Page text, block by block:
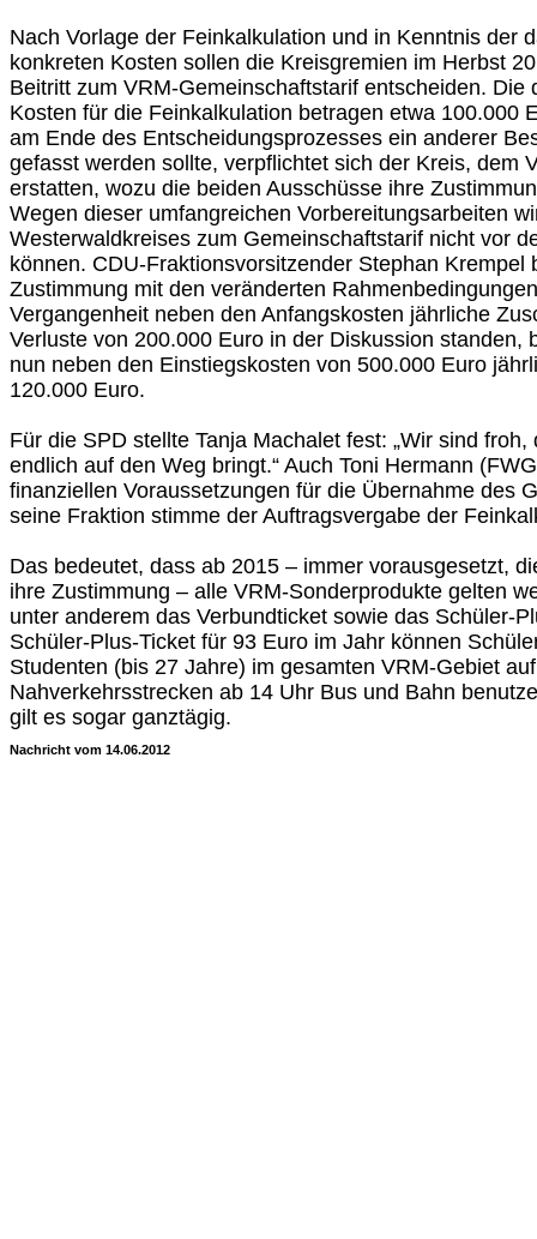
Nach Vorlage der Feinkalkulation und in Kenntnis der
konkreten Kosten sollen die Kreisgremien im Herbst
Beitritt zum VRM-Gemeinschaftstarif entscheiden. Die
Kosten für die Feinkalkulation betragen etwa 100.000
am Ende des Entscheidungsprozesses ein anderer
gefasst werden sollte, verpflichtet sich der Kreis, dem
erstatten, wozu die beiden Ausschüsse ihre
Wegen dieser umfangreichen Vorbereitungsarbeiten
Westerwaldkreises zum Gemeinschaftstarif nicht vor
können. CDU-Fraktionsvorsitzender Stephan Krempel
Zustimmung mit den veränderten
Vergangenheit neben den Anfangskosten jährliche
Verluste von 200.000 Euro in der Diskussion standen,
nun neben den Einstiegskosten von 500.000 Euro
120.000 Euro.
Für die SPD stellte Tanja Machalet fest: „Wir sind
endlich auf den Weg bringt.“ Auch Toni Hermann
finanziellen Voraussetzungen für die Übernahme des
seine Fraktion stimme der Auftragsvergabe der
Das bedeutet, dass ab 2015 – immer vorausgesetzt,
ihre Zustimmung – alle VRM-Sonderprodukte gelten
unter anderem das Verbundticket sowie das Schüler-
Schüler-Plus-Ticket für 93 Euro im Jahr können
Studenten (bis 27 Jahre) im gesamten VRM-Gebiet
Nahverkehrsstrecken ab 14 Uhr Bus und Bahn
gilt es sogar ganztägig.
Nachricht vom 14.06.2012